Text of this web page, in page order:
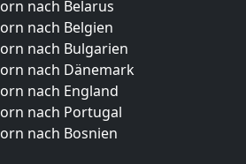
nach Belarus
nach Belgien
nach Bulgarien
nach Dänemark
nach England
nach Portugal
nach Bosnien